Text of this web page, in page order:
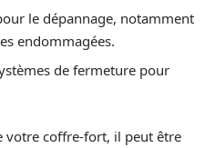
le dépannage, notamment
endommagées.
de fermeture pour
votre coffre-fort, il peut être